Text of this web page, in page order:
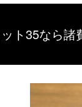
ト35なら